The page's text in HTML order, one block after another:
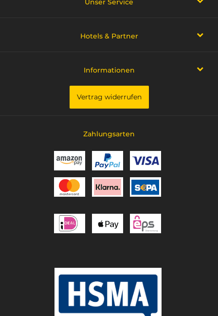
Unser Service
Hotels & Partner
Informationen
Vertrag widerrufen
Zahlungsarten